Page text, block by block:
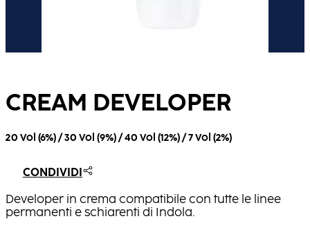
CREAM DEVELOPER
20 Vol (6%) / 30 Vol (9%) / 40 Vol (12%) / 7 Vol (2%)
CONDIVIDI
Developer in crema compatibile con tutte le linee
permanenti e schiarenti di Indola.